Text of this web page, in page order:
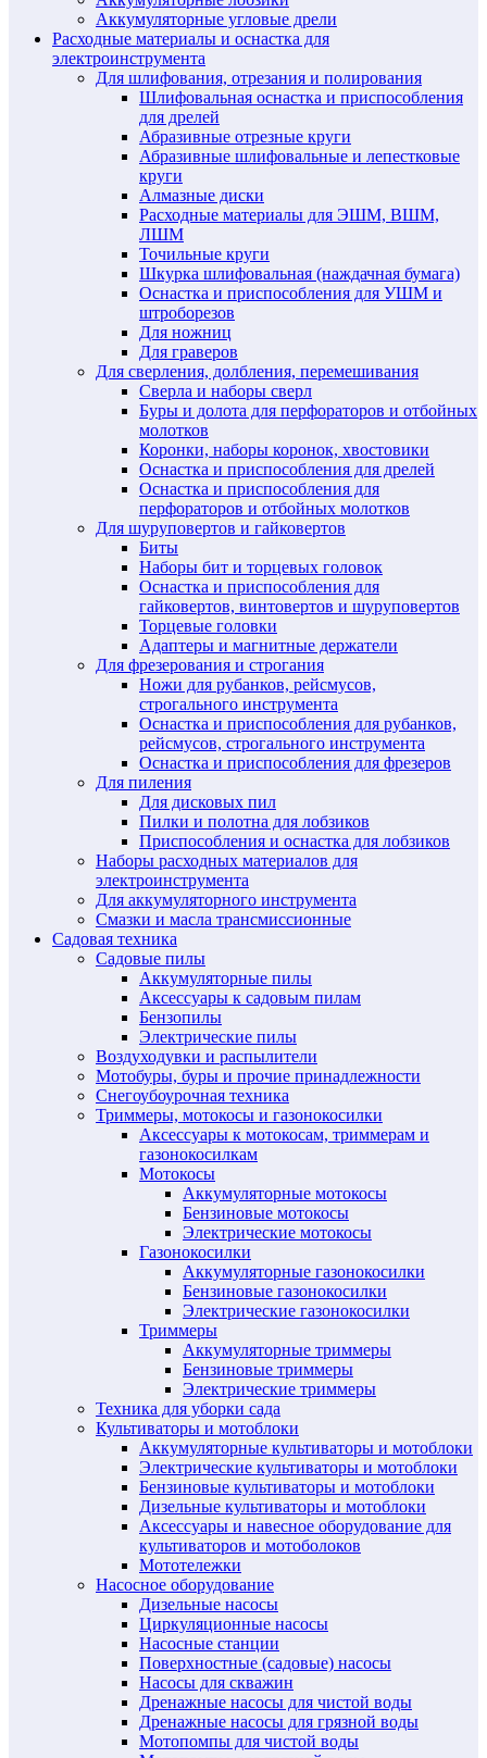
Аккумуляторные угловые дрели
Расходные материалы и оснастка для
электроинструмента
Для шлифования, отрезания и полирования
Шлифовальная оснастка и приспособления
для дрелей
Абразивные отрезные круги
Абразивные шлифовальные и лепестковые
круги
Алмазные диски
Расходные материалы для ЭШМ, ВШМ,
ЛШМ
Точильные круги
Шкурка шлифовальная (наждачная бумага)
Оснастка и приспособления для УШМ и
штроборезов
Для ножниц
Для граверов
Для сверления, долбления, перемешивания
Сверла и наборы сверл
Буры и долота для перфораторов и отбойных
молотков
Коронки, наборы коронок, хвостовики
Оснастка и приспособления для дрелей
Оснастка и приспособления для
перфораторов и отбойных молотков
Для шуруповертов и гайковертов
Биты
Наборы бит и торцевых головок
Оснастка и приспособления для
гайковертов, винтовертов и шуруповертов
Торцевые головки
Адаптеры и магнитные держатели
Для фрезерования и строгания
Ножи для рубанков, рейсмусов,
строгального инструмента
Оснастка и приспособления для рубанков,
рейсмусов, строгального инструмента
Оснастка и приспособления для фрезеров
Для пиления
Для дисковых пил
Пилки и полотна для лобзиков
Приспособления и оснастка для лобзиков
Наборы расходных материалов для
электроинструмента
Для аккумуляторного инструмента
Смазки и масла трансмиссионные
Садовая техника
Садовые пилы
Аккумуляторные пилы
Аксессуары к садовым пилам
Бензопилы
Электрические пилы
Воздуходувки и распылители
Мотобуры, буры и прочие принадлежности
Снегоубоурочная техника
Триммеры, мотокосы и газонокосилки
Аксессуары к мотокосам, триммерам и
газонокосилкам
Мотокосы
Аккумуляторные мотокосы
Бензиновые мотокосы
Электрические мотокосы
Газонокосилки
Аккумуляторные газонокосилки
Бензиновые газонокосилки
Электрические газонокосилки
Триммеры
Аккумуляторные триммеры
Бензиновые триммеры
Электрические триммеры
Техника для уборки сада
Культиваторы и мотоблоки
Аккумуляторные культиваторы и мотоблоки
Электрические культиваторы и мотоблоки
Бензиновые культиваторы и мотоблоки
Дизельные культиваторы и мотоблоки
Аксессуары и навесное оборудование для
культиваторов и мотоболоков
Мототележки
Насосное оборудование
Дизельные насосы
Циркуляционные насосы
Насосные станции
Поверхностные (садовые) насосы
Насосы для скважин
Дренажные насосы для чистой воды
Дренажные насосы для грязной воды
Мотопомпы для чистой воды